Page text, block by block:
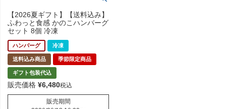
【2026夏ギフト】【送料込み】
ふわっと食感 かのこハンバーグ
セット 8個 冷凍
ハンバーグ 冷凍
送料込み商品 季節限定商品
ギフト包装代込
販売価格 ¥6,480税込
販売期間